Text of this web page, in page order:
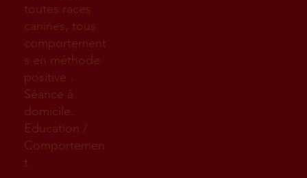
toutes races
canines, tous
comportement
s en méthode
positive .
Séance à
domicile.
Education /
Comportemen
t.